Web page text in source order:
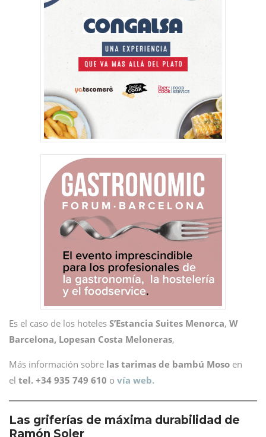
Es el caso de los hoteles S’Estancia Suites Menorca, W
Barcelona, Lopesan Costa Meloneras,
Más información sobre las tarimas de bambú Moso en
el tel. +34 935 749 610 o vía web.
Las griferías de máxima durabilidad de
Ramón Soler